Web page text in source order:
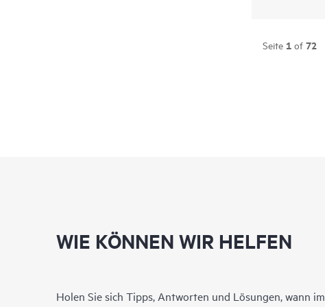
Seite 1 of 72
WIE KÖNNEN WIR HELFEN
Holen Sie sich Tipps, Antworten und Lösungen, wann